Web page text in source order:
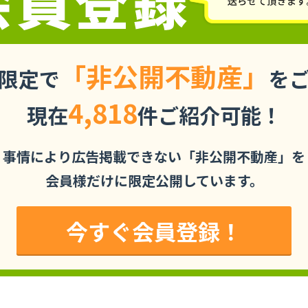
定で 「非公開不動産」 を
現在4,818件ご紹介可能！
事情により広告掲載できない「非公開不動産」を
会員様だけに限定公開しています。
今すぐ会員登録！